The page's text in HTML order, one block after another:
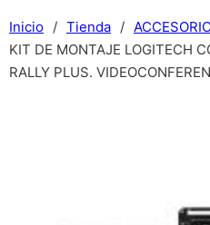
Inicio / Tienda /
KIT DE MONTAJE LOGITECH
RALLY PLUS.